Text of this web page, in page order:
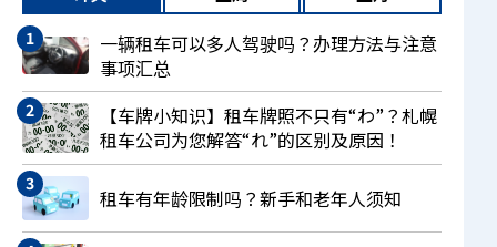
一辆租车可以多人驾驶吗？办理方法与注意
事项汇总
【车牌小知识】租车牌照不只有“わ”？札幌
租车公司为您解答“れ”的区别及原因！
租车有年龄限制吗？新手和老年人须知